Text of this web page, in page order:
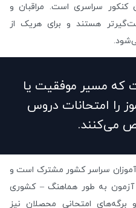
کنکور سراسری است. مراقبان و
هستند و برای هریک از
که مسیر موفقیت یا
را امتحانات دروس
می‌کنند.
سراسر کشور مشترک است و
به طور هماهنگ – کشوری
امتحانی محصلان نیز